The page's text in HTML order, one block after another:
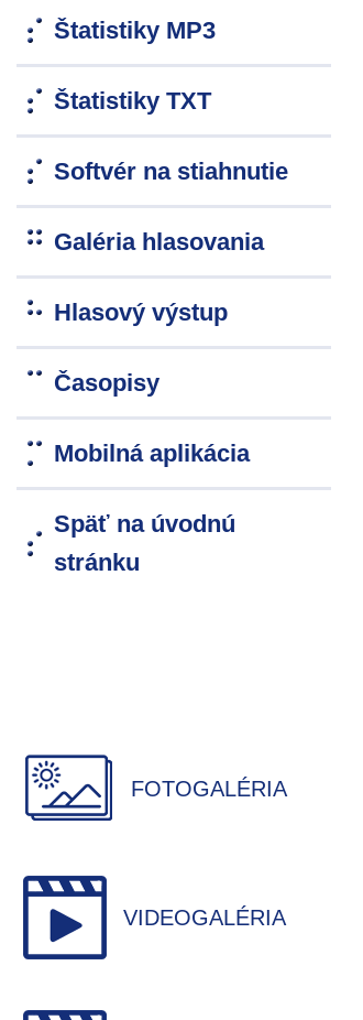
Štatistiky MP3
Štatistiky TXT
Softvér na stiahnutie
Galéria hlasovania
Hlasový výstup
Časopisy
Mobilná aplikácia
Späť na úvodnú
stránku
FOTOGALÉRIA
VIDEOGALÉRIA